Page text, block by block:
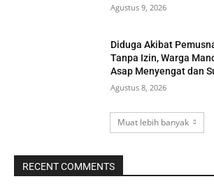
Agustus 9, 2026
Diduga Akibat
Tanpa Izin, Warga
Asap Menyengat dan
Agustus 8, 2026
Muat lebih banyak
RECENT COMMENTS